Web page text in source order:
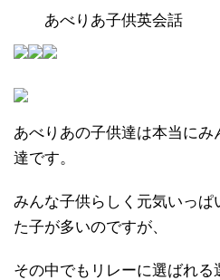
あべりあ子供英会話
あべりあの子供達は本当に
達です。
みんな子供らしく元気いっぱ
た子が多いのですが、
その中でもリレーに選ばれる